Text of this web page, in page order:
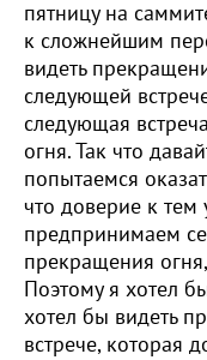
пятницу на
к сложнейшим
видеть
следующей
следующая
огня. Так что
попытаемся
что доверие к
предпринимаем
прекращения
Поэтому я хотел
хотел бы видеть
встрече, которая